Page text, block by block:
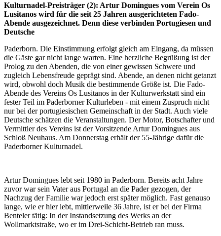
Kulturnadel-Preisträger (2): Artur Domingues vom Verein Os
Lusitanos wird für die seit 25 Jahren ausgerichteten Fado-
Abende ausgezeichnet. Denn diese verbinden Portugiesen und
Deutsche
Paderborn. Die Einstimmung erfolgt gleich am Eingang, da müssen
die Gäste gar nicht lange warten. Eine herzliche Begrüßung ist der
Prolog zu den Abenden, die von einer gewissen Schwere und
zugleich Lebensfreude geprägt sind. Abende, an denen nicht getanzt
wird, obwohl doch Musik die bestimmende Größe ist. Die Fado-
Abende des Vereins Os Lusitanos in der Kulturwerkstatt sind ein
fester Teil im Paderborner Kulturleben - mit einem Zuspruch nicht
nur bei der portugiesischen Gemeinschaft in der Stadt. Auch viele
Deutsche schätzen die Veranstaltungen. Der Motor, Botschafter und
Vermittler des Vereins ist der Vorsitzende Artur Domingues aus
Schloß Neuhaus. Am Donnerstag erhält der 55-Jährige dafür die
Paderborner Kulturnadel.
Artur Domingues lebt seit 1980 in Paderborn. Bereits acht Jahre
zuvor war sein Vater aus Portugal an die Pader gezogen, der
Nachzug der Familie war jedoch erst später möglich. Fast genauso
lange, wie er hier lebt, mittlerweile 36 Jahre, ist er bei der Firma
Benteler tätig: In der Instandsetzung des Werks an der
Wollmarktstraße, wo er im Drei-Schicht-Betrieb ran muss.